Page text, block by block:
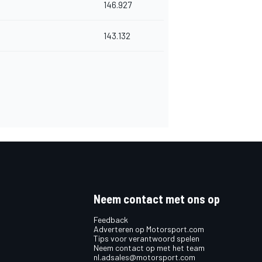
146.927
143.132
Neem contact met ons op
Feedback
Adverteren op Motorsport.com
Tips voor verantwoord spelen
Neem contact op met het team
nl.adsales@motorsport.com